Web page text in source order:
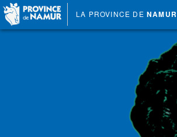
LA PROVINCE DE NAMUR